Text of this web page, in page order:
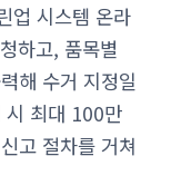
업 시스템 온라
하고, 품목별
해 수거 지정일
시 최대 100만
고 절차를 거쳐